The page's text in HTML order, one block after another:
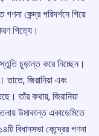
কেন্দ্র পরিদর্শনে গিয়ে
গিত্যে।
চূড়ান্ত করে নিচ্ছেন।
তাতে, জিরানিয়া এবং
তাঁর কথায়, জিরানিয়া
উমাকান্ত একাডেমিতে
বিধানসভা কেন্দ্রের গণনা